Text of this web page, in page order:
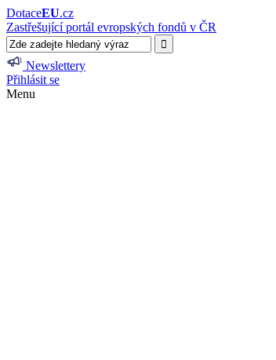
DotaceEU.cz
Zastřešující portál evropských fondů v ČR
Newslettery
Přihlásit se
Menu